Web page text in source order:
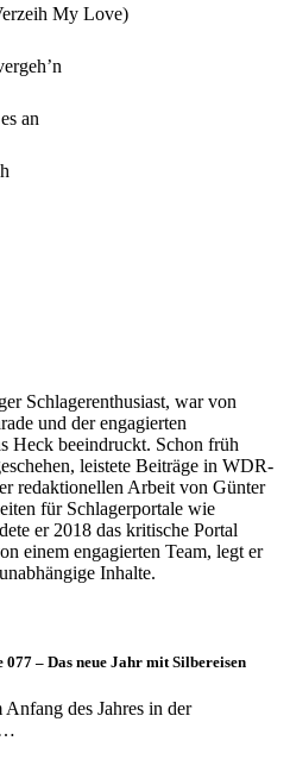
My Love)
an
Schlagerenthusiast, war von
und der engagierten
Heck beeindruckt. Schon früh
leistete Beiträge in WDR-
redaktionellen Arbeit von Günter
für Schlagerportale wie
er 2018 das kritische Portal
einem engagierten Team, legt er
Inhalte.
– Das neue Jahr mit Silbereisen
des Jahres in der